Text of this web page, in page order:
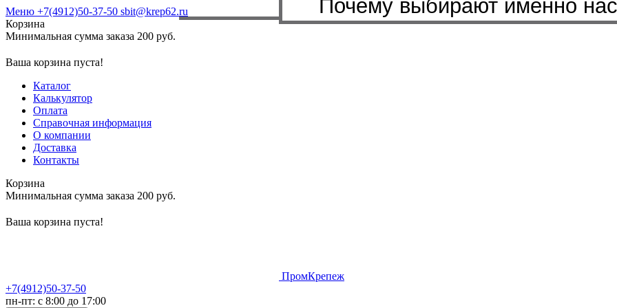
Меню +7(4912)50-37-50 sbit@krep62.ru
Корзина
Минимальная сумма заказа 200 руб.
Ваша корзина пуста!
Каталог
Калькулятор
Оплата
Справочная информация
О компании
Доставка
Контакты
Корзина
Минимальная сумма заказа 200 руб.
Ваша корзина пуста!
ПромКрепеж
+7(4912)50-37-50
пн-пт: с 8:00 до 17:00
Бренды, с которыми мы
Почему выбирают именно